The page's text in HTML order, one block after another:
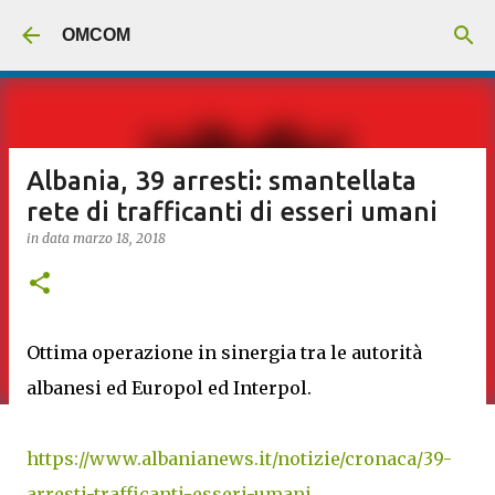
OMCOM
Albania, 39 arresti: smantellata
rete di trafficanti di esseri umani
in data marzo 18, 2018
Ottima operazione in sinergia tra le autorità
albanesi ed Europol ed Interpol.
https://www.albanianews.it/notizie/cronaca/39-